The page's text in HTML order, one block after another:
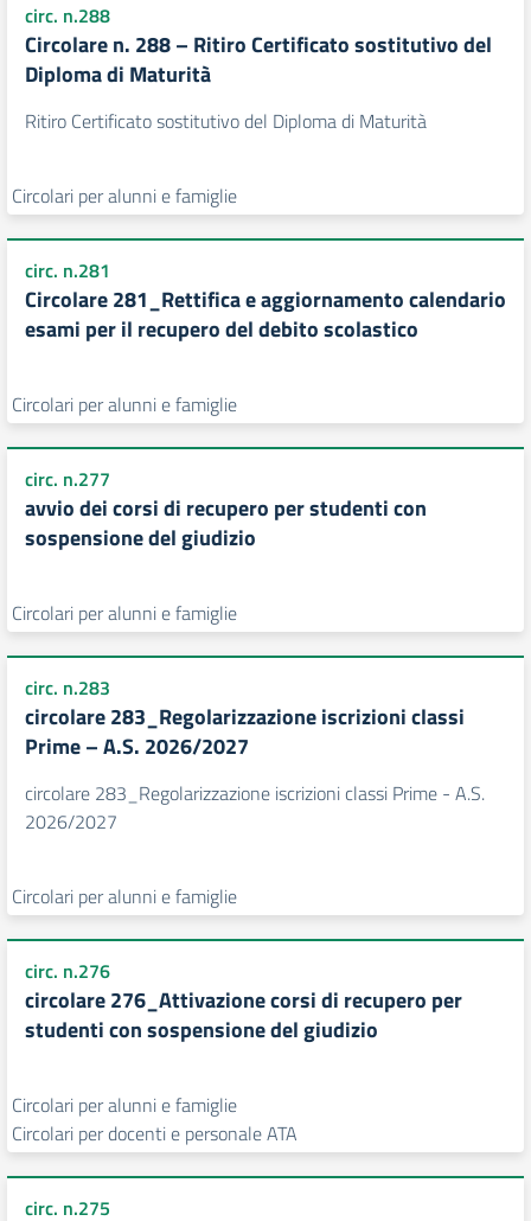
circ. n.288
Circolare n. 288 – Ritiro Certificato sostitutivo del
Diploma di Maturità
Ritiro Certificato sostitutivo del Diploma di Maturità
Circolari per alunni e famiglie
circ. n.281
Circolare 281_Rettifica e aggiornamento calendario
esami per il recupero del debito scolastico
Circolari per alunni e famiglie
circ. n.277
avvio dei corsi di recupero per studenti con
sospensione del giudizio
Circolari per alunni e famiglie
circ. n.283
circolare 283_Regolarizzazione iscrizioni classi
Prime – A.S. 2026/2027
circolare 283_Regolarizzazione iscrizioni classi Prime - A.S.
2026/2027
Circolari per alunni e famiglie
circ. n.276
circolare 276_Attivazione corsi di recupero per
studenti con sospensione del giudizio
Circolari per alunni e famiglie
Circolari per docenti e personale ATA
circ. n.275